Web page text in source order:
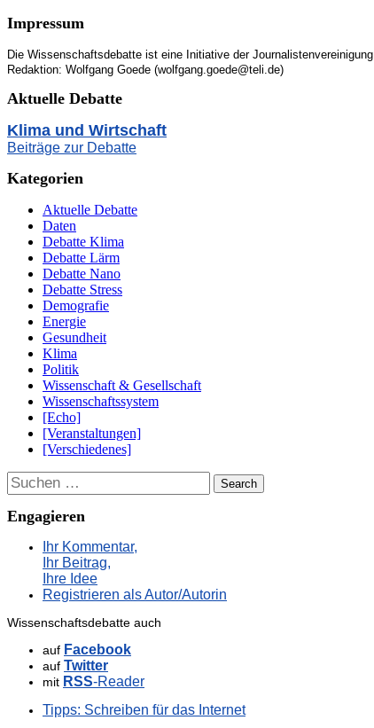
Impressum
Die Wissenschaftsdebatte ist eine Initiative der Journalistenvereinigung
Redaktion: Wolfgang Goede (wolfgang.goede@teli.de)
Aktuelle Debatte
Klima und Wirtschaft
Beiträge zur Debatte
Kategorien
Aktuelle Debatte
Daten
Debatte Klima
Debatte Lärm
Debatte Nano
Debatte Stress
Demografie
Energie
Gesundheit
Klima
Politik
Wissenschaft & Gesellschaft
Wissenschaftssystem
[Echo]
[Veranstaltungen]
[Verschiedenes]
Suchen
Engagieren
Ihr Kommentar,
Ihr Beitrag,
Ihre Idee
Registrieren als Autor/Autorin
Wissenschaftsdebatte auch
auf Facebook
auf Twitter
mit RSS-Reader
Tipps: Schreiben für das Internet